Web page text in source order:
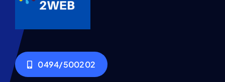
0494/500202